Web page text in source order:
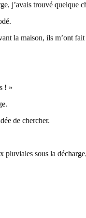
j’avais trouvé quelque
la maison, ils m’ont
! »
de chercher.
pluviales sous la